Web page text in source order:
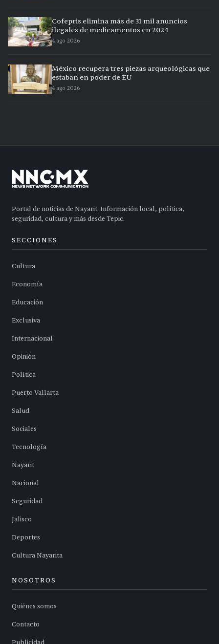
Cofepris elimina más de 31 mil anuncios
ilegales de medicamentos en 2024
4 ago 2026
México recupera tres piezas arqueológicas que
estaban en poder de EU
4 ago 2026
Portal de noticias de Nayarit. Información local, política,
seguridad, cultura y más desde Tepic.
SECCIONES
Cultura
Economía
Educación
Exclusiva
Internacional
Opinión
Política
Puerto Vallarta
Salud
Sociales
Tecnología
Nayarit
Nacional
Seguridad
Jalisco
Deportes
Cultura Nayarita
NOSOTROS
Quiénes somos
Contacto